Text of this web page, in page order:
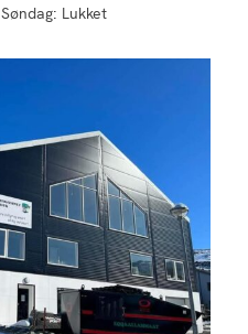
Søndag: Lukket